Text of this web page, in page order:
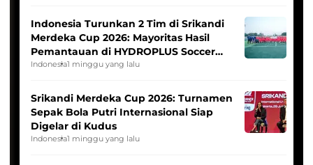
Indonesia Turunkan 2 Tim di Srikandi
Merdeka Cup 2026: Mayoritas Hasil
Pemantauan di HYDROPLUS Soccer
League
Indonesia1 minggu yang lalu
Srikandi Merdeka Cup 2026: Turnamen
Sepak Bola Putri Internasional Siap
Digelar di Kudus
Indonesia1 minggu yang lalu